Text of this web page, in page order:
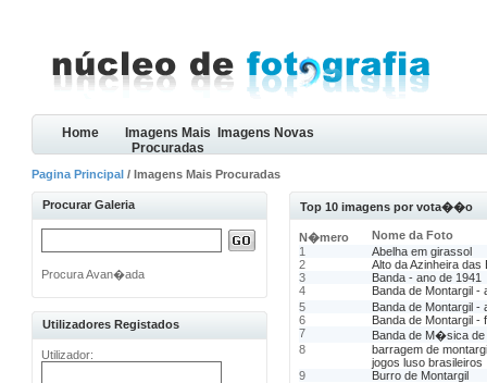
Home
Imagens Mais
Procuradas
Imagens Novas
Pagina Principal / Imagens Mais Procuradas
Procurar Galeria
Procura Avan�ada
Utilizadores Registados
Utilizador:
Top 10 imagens por vota��o
N�mero
Nome da Foto
1
Abelha em girassol
2
Alto da Azinheira das
3
Banda - ano de 1941
4
Banda de Montargil -
5
Banda de Montargil -
6
Banda de Montargil -
7
Banda de M�sica de
8
barragem de
jogos luso brasileiros
9
Burro de Montargil